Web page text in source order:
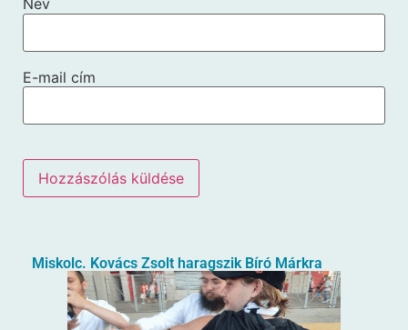
Név
E-mail cím
Miskolc. Kovács Zsolt haragszik Bíró Márkra